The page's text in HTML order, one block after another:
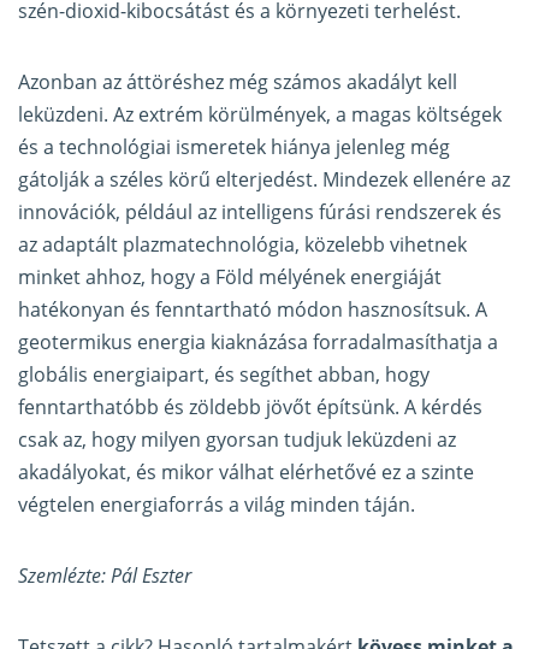
szén-dioxid-kibocsátást és a környezeti terhelést.
Azonban az áttöréshez még számos akadályt kell
leküzdeni. Az extrém körülmények, a magas költségek
és a technológiai ismeretek hiánya jelenleg még
gátolják a széles körű elterjedést. Mindezek ellenére az
innovációk, például az intelligens fúrási rendszerek és
az adaptált plazmatechnológia, közelebb vihetnek
minket ahhoz, hogy a Föld mélyének energiáját
hatékonyan és fenntartható módon hasznosítsuk. A
geotermikus energia kiaknázása forradalmasíthatja a
globális energiaipart, és segíthet abban, hogy
fenntarthatóbb és zöldebb jövőt építsünk. A kérdés
csak az, hogy milyen gyorsan tudjuk leküzdeni az
akadályokat, és mikor válhat elérhetővé ez a szinte
végtelen energiaforrás a világ minden táján.
Szemlézte: Pál Eszter